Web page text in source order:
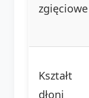
zgięciowe
Kształt
dłoni